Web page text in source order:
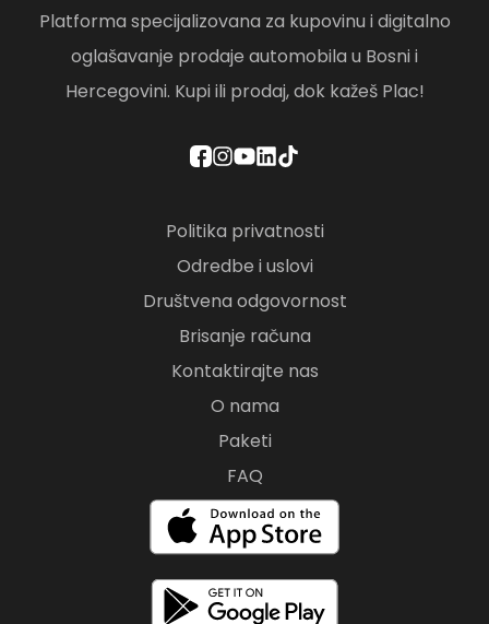
Platforma specijalizovana za kupovinu i digitalno
oglašavanje prodaje automobila u Bosni i
Hercegovini. Kupi ili prodaj, dok kažeš Plac!
Politika privatnosti
Odredbe i uslovi
Društvena odgovornost
Brisanje računa
Kontaktirajte nas
O nama
Paketi
FAQ